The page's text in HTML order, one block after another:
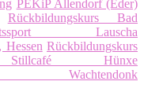
PEKiP Allendorf (Eder)
Rückbildungskurs Bad
Lauscha
Hessen Rückbildungskurs
Stillcafé Hünxe
Wachtendonk